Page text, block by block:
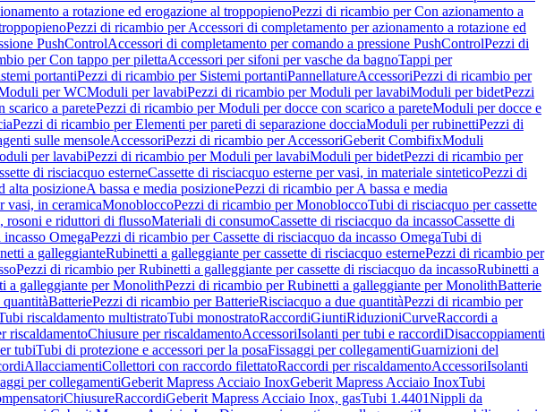
a rotazione ed erogazione al troppopienoPezzi di ricambio per Con azionamento a
Pezzi di ricambio per Accessori di completamento per azionamento a rotazione ed
PushControlAccessori di completamento per comando a pressione PushControlPezzi di
per Con tappo per pilettaAccessori per sifoni per vasche da bagnoTappi per
portantiPezzi di ricambio per Sistemi portantiPannellatureAccessoriPezzi di ricambio per
per WCModuli per lavabiPezzi di ricambio per Moduli per lavabiModuli per bidetPezzi
scarico a paretePezzi di ricambio per Moduli per docce con scarico a pareteModuli per docce e
Pezzi di ricambio per Elementi per pareti di separazione docciaModuli per rubinettiPezzi di
sulle mensoleAccessoriPezzi di ricambio per AccessoriGeberit CombifixModuli
per lavabiPezzi di ricambio per Moduli per lavabiModuli per bidetPezzi di ricambio per
di risciacquo esterneCassette di risciacquo esterne per vasi, in materiale sinteticoPezzi di
alta posizioneA bassa e media posizionePezzi di ricambio per A bassa e media
vasi, in ceramicaMonobloccoPezzi di ricambio per MonobloccoTubi di risciacquo per cassette
rosoni e riduttori di flussoMateriali di consumoCassette di risciacquo da incassoCassette di
OmegaPezzi di ricambio per Cassette di risciacquo da incasso OmegaTubi di
a galleggianteRubinetti a galleggiante per cassette di risciacquo esternePezzi di ricambio per
Pezzi di ricambio per Rubinetti a galleggiante per cassette di risciacquo da incassoRubinetti a
a galleggiante per MonolithPezzi di ricambio per Rubinetti a galleggiante per MonolithBatterie
BatteriePezzi di ricambio per BatterieRisciacquo a due quantitàPezzi di ricambio per
riscaldamento multistratoTubi monostratoRaccordiGiuntiRiduzioniCurveRaccordi a
riscaldamentoChiusure per riscaldamentoAccessoriIsolanti per tubi e raccordiDisaccoppiamenti
tubiTubi di protezione e accessori per la posaFissaggi per collegamentiGuarnizioni del
AllacciamentiCollettori con raccordo filettatoRaccordi per riscaldamentoAccessoriIsolanti
per collegamentiGeberit Mapress Acciaio InoxGeberit Mapress Acciaio InoxTubi
ChiusureRaccordiGeberit Mapress Acciaio Inox, gasTubi 1.4401Nippli da